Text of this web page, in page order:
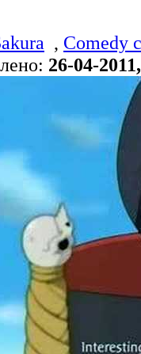
, Comedy
26-04-